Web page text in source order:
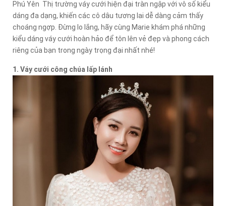
Phú Yên Thị trường váy cưới hiện đại tràn ngập với vô số kiểu
dáng đa dạng, khiến các cô dâu tương lai dễ dàng cảm thấy
choáng ngợp. Đừng lo lắng, hãy cùng Marie khám phá những
kiểu dáng váy cưới hoàn hảo để tôn lên vẻ đẹp và phong cách
riêng của bạn trong ngày trọng đại nhất nhé!
1. Váy cưới công chúa lấp lánh